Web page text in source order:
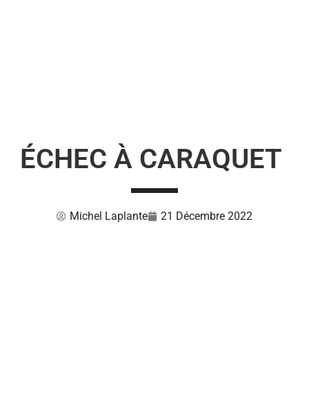
ÉCHEC À CARAQUET
Michel Laplante 21 Décembre 2022